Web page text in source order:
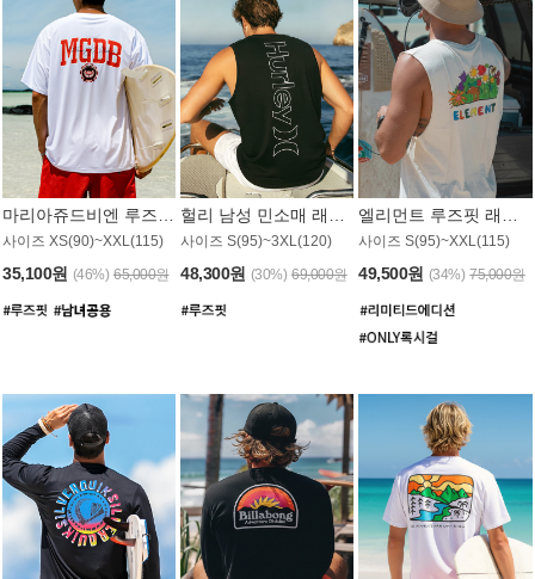
사이즈 XS(90)~XXL(115)
35,100원 (46%) 65,000원
사이즈 S(95)~3XL(120)
48,300원 (30%) 69,000원
사이즈 S(95)~XXL(115)
49,500원 (34%) 75,000원